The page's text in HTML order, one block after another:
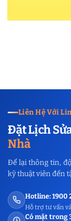
Liên Hệ Với
Đặt Lịch
Nhà
Để lại thông tin,
kỹ thuật viên đến
Hotline: 1900
Hỗ trợ tư vấn
Có mặt trong